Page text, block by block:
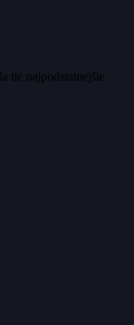
tie najpodstatnejšie